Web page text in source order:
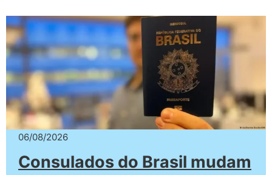
06/08/2026
Consulados do Brasil mudam